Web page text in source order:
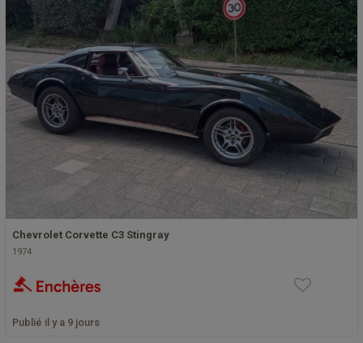
Chevrolet Corvette C3 Stingray
1974
Publié il y a 9 jours